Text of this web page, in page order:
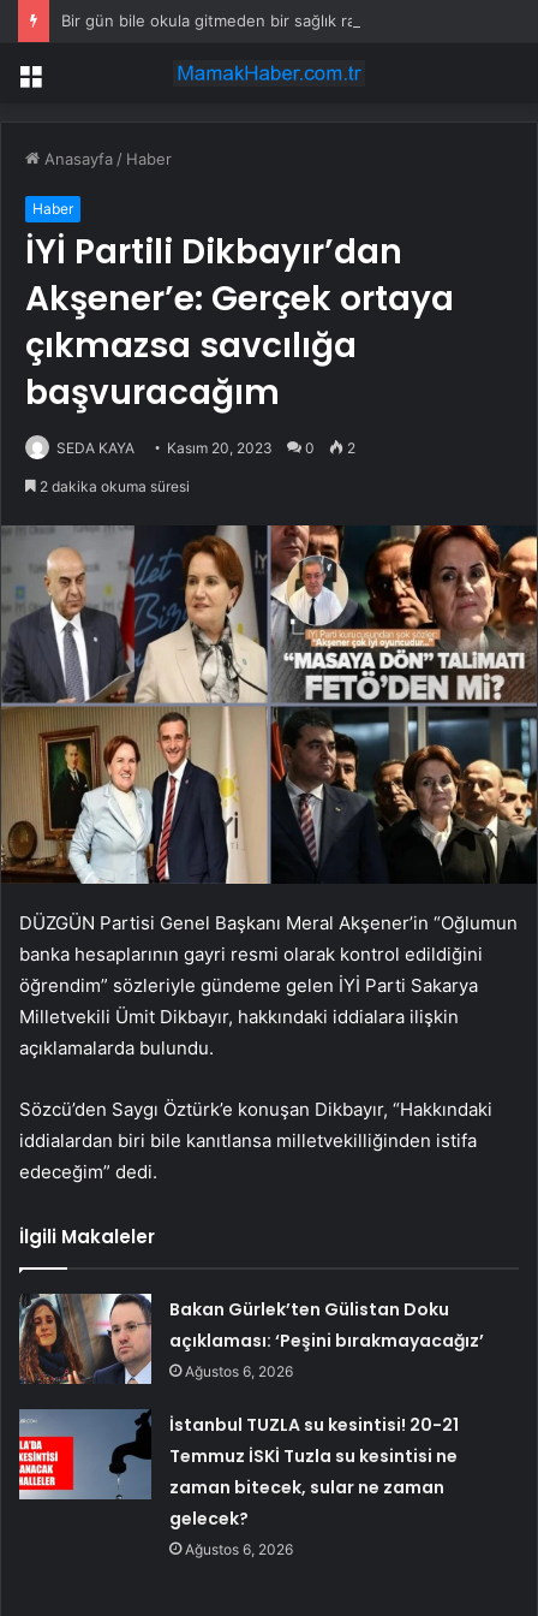
Menü
Anasayfa / Haber
Haber
İYİ Partili Dikbayır’dan
Akşener’e: Gerçek ortaya
çıkmazsa savcılığa
başvuracağım
SEDA KAYA Kasım 20, 2023 0 2
2 dakika okuma süresi
DÜZGÜN Partisi Genel Başkanı Meral Akşener’in “Oğlumun
banka hesaplarının gayri resmi olarak kontrol edildiğini
öğrendim” sözleriyle gündeme gelen İYİ Parti Sakarya
Milletvekili Ümit Dikbayır, hakkındaki iddialara ilişkin
açıklamalarda bulundu.
Sözcü’den Saygı Öztürk’e konuşan Dikbayır, “Hakkındaki
iddialardan biri bile kanıtlansa milletvekilliğinden istifa
edeceğim” dedi.
İlgili Makaleler
Bakan Gürlek’ten Gülistan Doku
açıklaması: ‘Peşini bırakmayacağız’
Ağustos 6, 2026
İstanbul TUZLA su kesintisi! 20-21
Temmuz İSKİ Tuzla su kesintisi ne
zaman bitecek, sular ne zaman
gelecek?
Ağustos 6, 2026